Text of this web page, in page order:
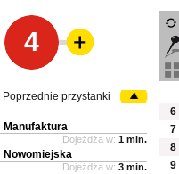
4
6
7
8
9
Poprzednie przystanki
Manufaktura
Dojeżdża w: 1 min.
Nowomiejska
Dojeżdża w: 3 min.